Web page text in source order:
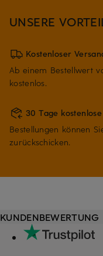
UNSERE
Kostenloser
Ab einem Bestellwert
kostenlos.
30 Tage
Bestellungen können
zurückschicken.
KUNDENBEWERTUNG